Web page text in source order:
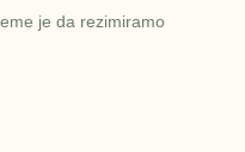
je da rezimiramo